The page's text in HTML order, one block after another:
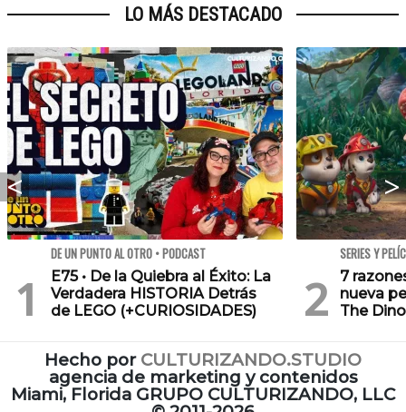
LO MÁS DESTACADO
DE UN PUNTO AL OTRO • PODCAST
E75 • De la Quiebra al Éxito: La
Verdadera HISTORIA Detrás
de LEGO (+CURIOSIDADES)
SERIES Y
7
nueva
The
Hecho por CULTURIZANDO.STUDIO
agencia de marketing y contenidos
Miami, Florida GRUPO CULTURIZANDO, LLC